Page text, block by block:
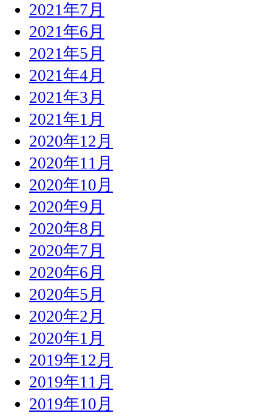
2021年7月
2021年6月
2021年5月
2021年4月
2021年3月
2021年1月
2020年12月
2020年11月
2020年10月
2020年9月
2020年8月
2020年7月
2020年6月
2020年5月
2020年2月
2020年1月
2019年12月
2019年11月
2019年10月